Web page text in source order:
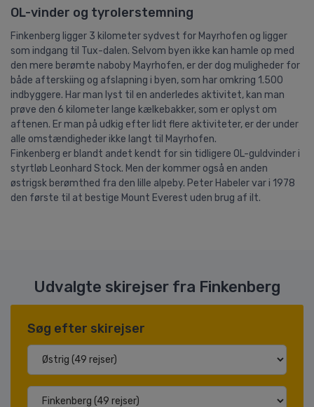
OL-vinder og tyrolerstemning
Finkenberg ligger 3 kilometer sydvest for Mayrhofen og ligger
som indgang til Tux-dalen. Selvom byen ikke kan hamle op med
den mere berømte naboby Mayrhofen, er der dog muligheder for
både afterskiing og afslapning i byen, som har omkring 1.500
indbyggere. Har man lyst til en anderledes aktivitet, kan man
prøve den 6 kilometer lange kælkebakker, som er oplyst om
aftenen. Er man på udkig efter lidt flere aktiviteter, er der under
alle omstændigheder ikke langt til Mayrhofen.
Finkenberg er blandt andet kendt for sin tidligere OL-guldvinder i
styrtløb Leonhard Stock. Men der kommer også en anden
østrigsk berømthed fra den lille alpeby. Peter Habeler var i 1978
den første til at bestige Mount Everest uden brug af ilt.
Udvalgte skirejser fra Finkenberg
Søg efter skirejser